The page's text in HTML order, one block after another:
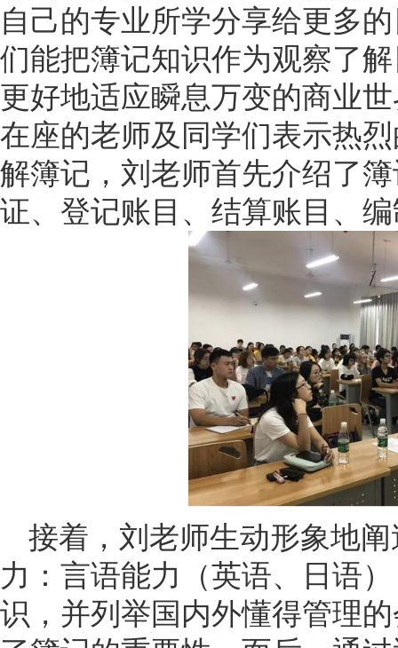
自己的专业所学分享给更多
们能把簿记知识作为观察了
更好地适应瞬息万变的商业
在座的老师及同学们表示热
解簿记，刘老师首先介绍了
证、登记账目、结算账目、
接着，刘老师生动形象地
力：言语能力（英语、日语
识，并列举国内外懂得管理